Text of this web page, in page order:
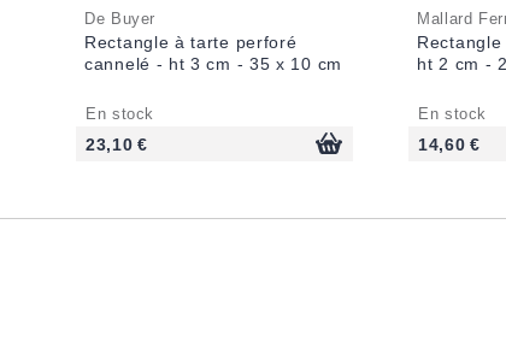
De Buyer
Rectangle à tarte perforé
cannelé - ht 3 cm - 35 x 10 cm
En stock
23,10 €
Mallard
ht 2 cm -
En stock
14,60 €